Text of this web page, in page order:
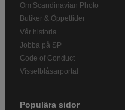
Om Scandinavian Photo
Butiker & Öppettider
Vår historia
Jobba på SP
Code of Conduct
Visselblåsarportal
Populära sidor